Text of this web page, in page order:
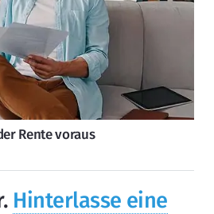
Rente voraus
. Hinterlasse eine